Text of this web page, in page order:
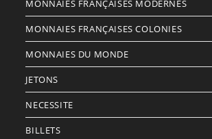
MONNAIES FRANÇAISES MODERNES
MONNAIES FRANÇAISES COLONIES
MONNAIES DU MONDE
JETONS
NECESSITE
BILLETS